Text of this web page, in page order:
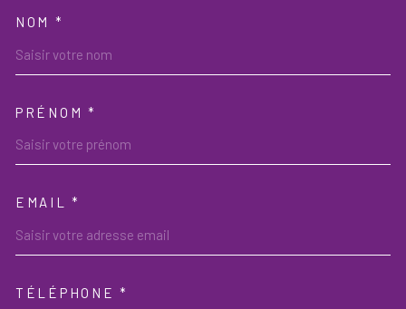
NOM *
PRÉNOM *
EMAIL *
TÉLÉPHONE *